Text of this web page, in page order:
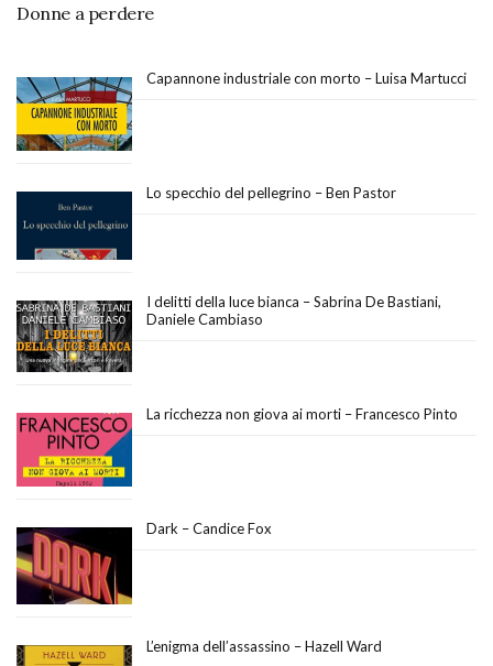
Donne a perdere
Capannone industriale con morto – Luisa Martucci
Lo specchio del pellegrino – Ben Pastor
I delitti della luce bianca – Sabrina De Bastiani,
Daniele Cambiaso
La ricchezza non giova ai morti – Francesco Pinto
Dark – Candice Fox
L’enigma dell’assassino – Hazell Ward